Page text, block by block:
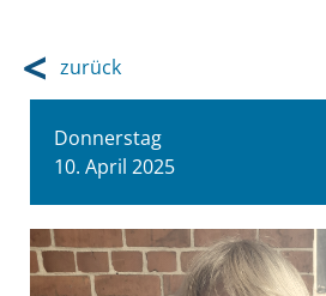
zurück
Donnerstag
10. April 2025